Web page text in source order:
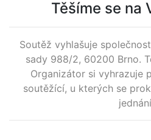
Těšíme se na
Soutěž vyhlašuje
sady 988/2, 60200 Brno.
Organizátor si vyhrazuje
soutěžící, u kterých se